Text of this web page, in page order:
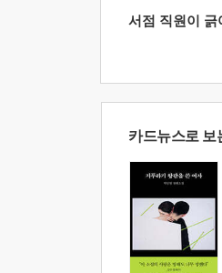
서점 직원이 긁
카드뉴스로 보